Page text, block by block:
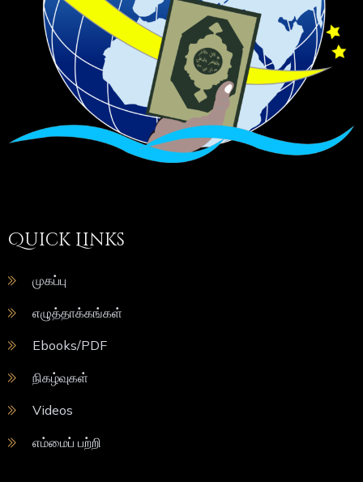
Quick Links
முகப்பு
எழுத்தாக்கங்கள்
Ebooks/PDF
நிகழ்வுகள்
Videos
எம்மைப் பற்றி